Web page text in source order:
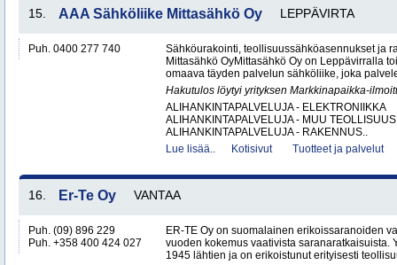
15. AAA Sähköliike Mittasähkö Oy LEPPÄVIRTA
Puh. 0400 277 740
Sähköurakointi, teollisuussähköasennukset ja
Mittasähkö OyMittasähkö Oy on Leppävirralla
omaava täyden palvelun sähköliike, joka
Hakutulos löytyi yrityksen Markkinapaikka-
ALIHANKINTAPALVELUJA - ELEKTRONIIKKA
ALIHANKINTAPALVELUJA - MUU TEOLLISUUS
ALIHANKINTAPALVELUJA - RAKENNUS..
Lue lisää..
Kotisivut Tuotteet ja palvelut
16. Er-Te Oy VANTAA
Puh. (09) 896 229
Puh. +358 400 424 027
ER-TE Oy on suomalainen erikoissaranoiden
vuoden kokemus vaativista saranaratkaisuista.
1945 lähtien ja on erikoistunut erityisesti